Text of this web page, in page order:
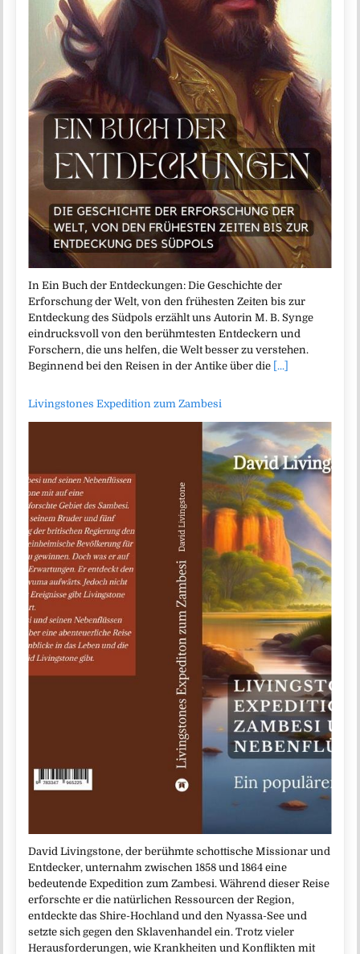
In Ein Buch der Entdeckungen: Die Geschichte der
Erforschung der Welt, von den frühesten Zeiten bis zur
Entdeckung des Südpols erzählt uns Autorin M. B. Synge
eindrucksvoll von den berühmtesten Entdeckern und
Forschern, die uns helfen, die Welt besser zu verstehen.
Beginnend bei den Reisen in der Antike über die [...]
Livingstones Expedition zum Zambesi
David Livingstone, der berühmte schottische Missionar und
Entdecker, unternahm zwischen 1858 und 1864 eine
bedeutende Expedition zum Zambesi. Während dieser Reise
erforschte er die natürlichen Ressourcen der Region,
entdeckte das Shire-Hochland und den Nyassa-See und
setzte sich gegen den Sklavenhandel ein. Trotz vieler
Herausforderungen, wie Krankheiten und Konflikten mit